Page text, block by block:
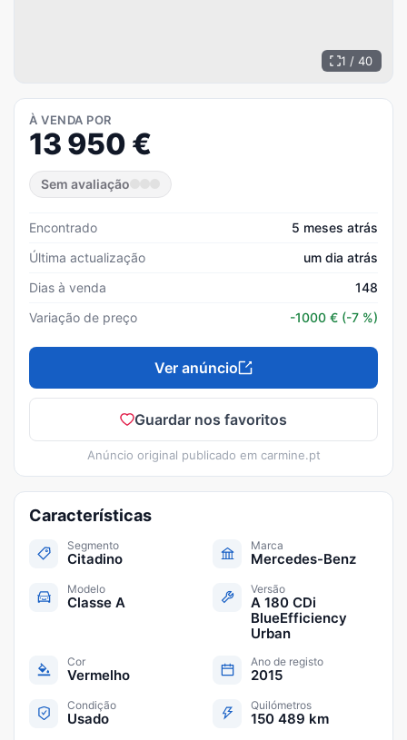
1 / 40
À VENDA POR
13 950 €
Sem avaliação
Encontrado
5 meses atrás
Última actualização
um dia atrás
Dias à venda
148
Variação de preço
-1000 € (-7 %)
Ver anúncio
Guardar nos favoritos
Anúncio original publicado em carmine.pt
Características
Segmento
Citadino
Marca
Mercedes-Benz
Modelo
Classe A
Versão
A 180 CDi
BlueEfficiency
Urban
Cor
Vermelho
Ano de registo
2015
Condição
Usado
Quilómetros
150 489 km